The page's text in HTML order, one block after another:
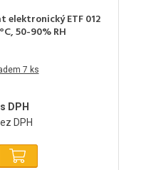
ETF 012
50-90% RH
7 ks
DPH
DPH